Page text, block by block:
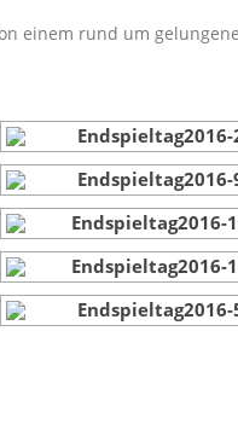
einem rund um